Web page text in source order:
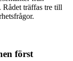
Rådet träffas tre till
först